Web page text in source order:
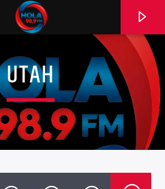
RADIO HOLA
UTAH